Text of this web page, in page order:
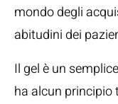
mondo degli
abitudini dei
Il gel è un
ha alcun principio